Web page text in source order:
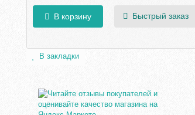
В корзину Быстрый заказ
В закладки